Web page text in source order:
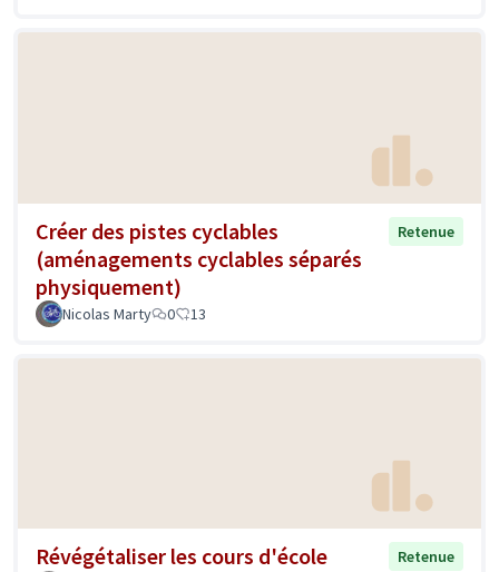
Créer des pistes cyclables
(aménagements cyclables séparés
physiquement)
Retenue
Nicolas Marty 0 13
Révégétaliser les cours d'école
Retenue